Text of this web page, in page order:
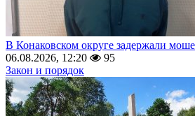
В Конаковском округе задержали
06.08.2026, 12:20
95
Закон и порядок